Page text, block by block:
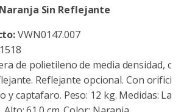
Sin Reflejante
VWN0147.007
de polietileno de media densidad,
Reflejante opcional. Con orificio
y captafaro. Peso: 12 kg. Medidas: